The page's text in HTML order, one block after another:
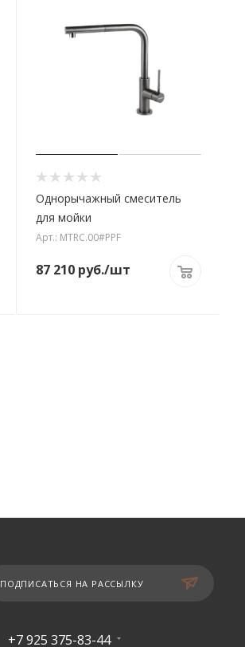
Однорычажный смеситель
для мойки
Арт.: MTRC.00#PPF
87 210 руб./шт
ПОДПИСАТЬСЯ НА РАССЫЛКУ
+7 925 375-83-44